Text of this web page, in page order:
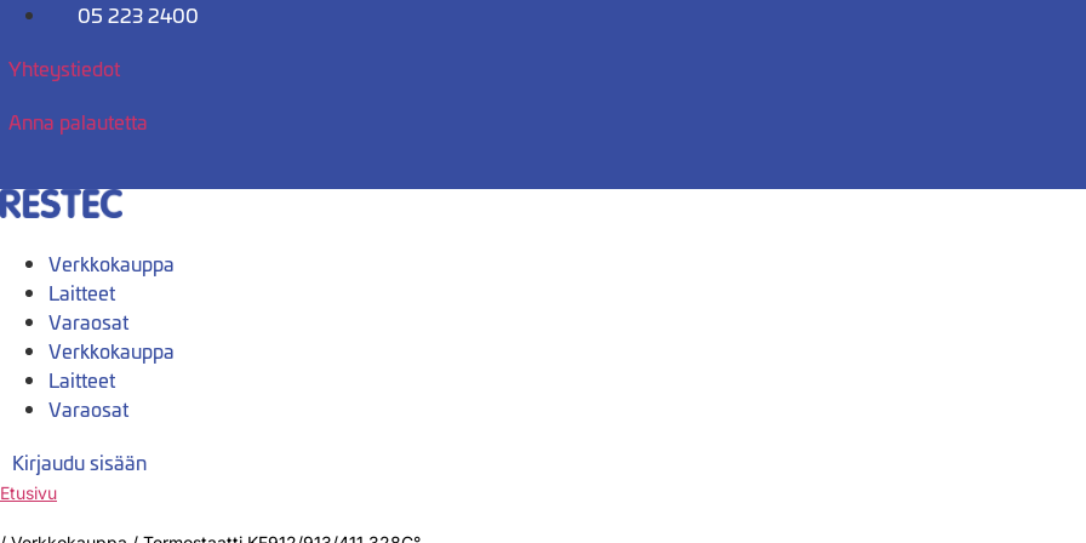
Mene
05 223 2400
Yhteystiedot
Anna palautetta
Verkkokauppa
Laitteet
Varaosat
Verkkokauppa
Laitteet
Varaosat
Kirjaudu sisään
Etusivu